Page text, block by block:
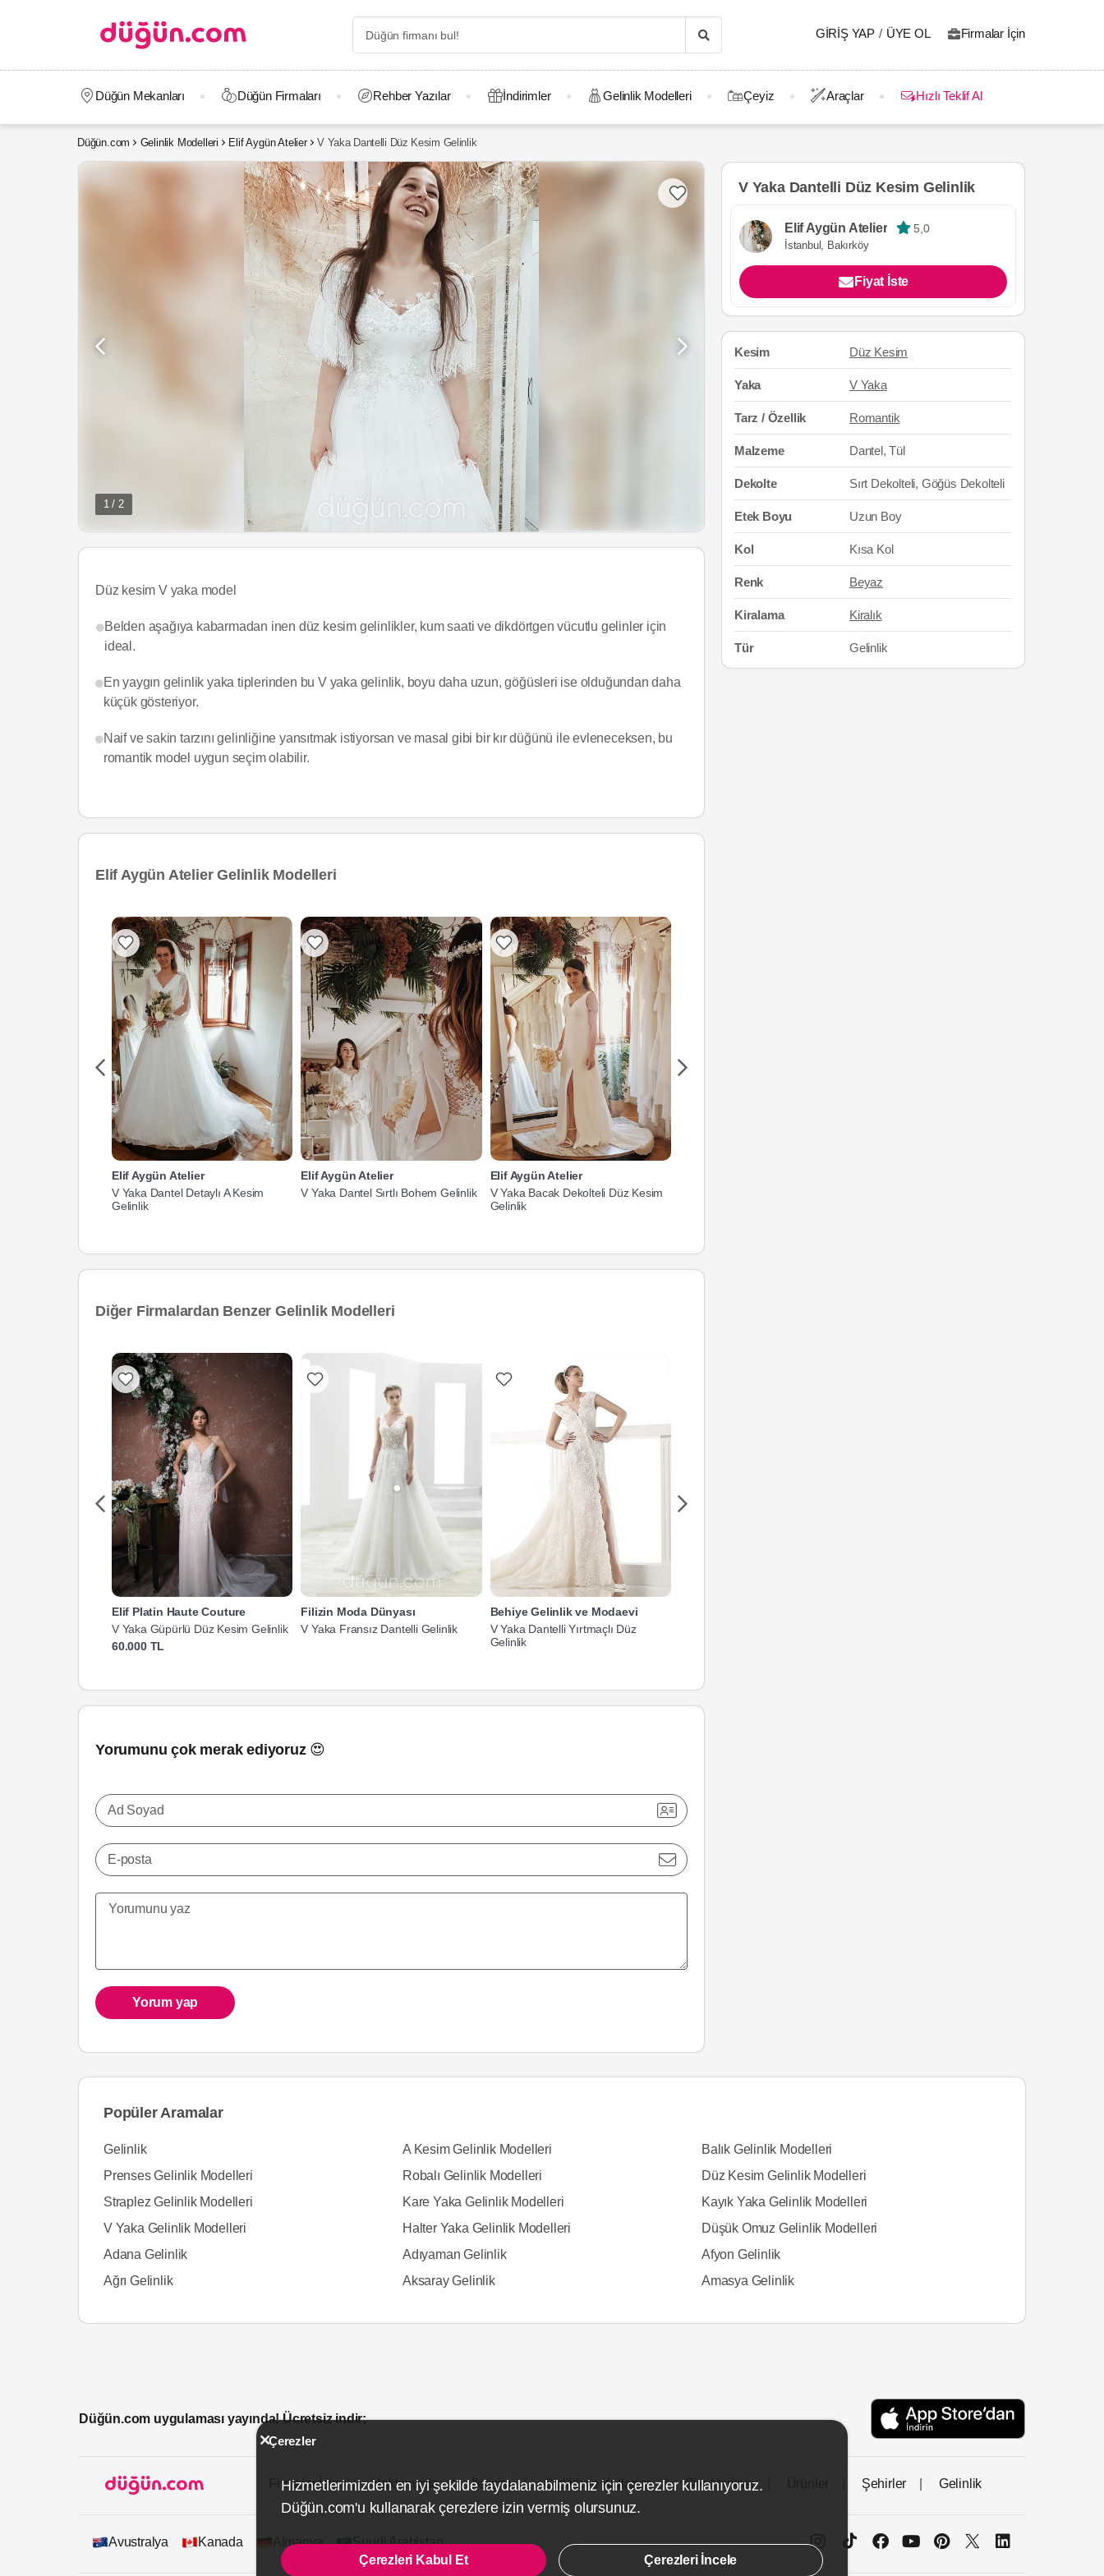
GIRIŞ YAP / ÜYE OL Firmalar İçin
Düğün Mekanları Düğün Firmaları Rehber Yazılar İndirimler Gelinlik Modelleri Çeyiz Araçlar Hızlı Teklif Al
Düğün.com Gelinlik Modelleri Elif Aygün Atelier V Yaka Dantelli Düz Kesim Gelinlik
1 / 2
Düz kesim V yaka model
Belden aşağıya kabarmadan inen düz kesim gelinlikler, kum saati ve dikdörtgen vücutlu gelinler için
ideal.
En yaygın gelinlik yaka tiplerinden bu V yaka gelinlik, boyu daha uzun, göğüsleri ise olduğundan daha
küçük gösteriyor.
Naif ve sakin tarzını gelinliğine yansıtmak istiyorsan ve masal gibi bir kır düğünü ile evleneceksen, bu
romantik model uygun seçim olabilir.
Elif Aygün Atelier Gelinlik Modelleri
Elif Aygün Atelier
V Yaka Dantel Detaylı A Kesim
Gelinlik
Elif Aygün Atelier
V Yaka Dantel Sırtlı Bohem Gelinlik
Elif Aygün Atelier
V Yaka Bacak Dekolteli Düz Kesim
Gelinlik
Diğer Firmalardan Benzer Gelinlik Modelleri
Elif Platin Haute Couture
V Yaka Güpürlü Düz Kesim Gelinlik
60.000 TL
Filizin Moda Dünyası
V Yaka Fransız Dantelli Gelinlik
Behiye Gelinlik ve Modaevi
V Yaka Dantelli Yırtmaçlı Düz
Gelinlik
Yorumunu çok merak ediyoruz 😍
Ad Soyad
E-posta
Yorum yap
V Yaka Dantelli Düz Kesim Gelinlik
Elif Aygün Atelier 5,0
İstanbul, Bakırköy
Fiyat İste
Kesim Düz Kesim
Yaka V Yaka
Tarz / Özellik Romantik
Malzeme Dantel, Tül
Dekolte Sırt Dekolteli, Göğüs Dekolteli
Etek Boyu Uzun Boy
Kol Kısa Kol
Renk Beyaz
Kiralama Kiralık
Tür Gelinlik
Popüler Aramalar
Gelinlik A Kesim Gelinlik Modelleri
Balık Gelinlik Modelleri
Prenses Gelinlik Modelleri
Robalı Gelinlik Modelleri
Düz Kesim Gelinlik Modelleri
Straplez Gelinlik Modelleri
Kare Yaka Gelinlik Modelleri
Kayık Yaka Gelinlik Modelleri
V Yaka Gelinlik Modelleri
Halter Yaka Gelinlik Modelleri
Düşük Omuz Gelinlik Modelleri
Adana Gelinlik
Adıyaman Gelinlik
Afyon Gelinlik
Ağrı Gelinlik
Aksaray Gelinlik Amasya Gelinlik
Düğün.com uygulaması yayında! Ücretsiz indir:
Firmalar İçin Hakkımızda İletişim Gizlilik ve Kullanım Site Haritası Şehirler Gelinlik
Avustralya Kanada Almanya Suudi Arabistan
Çerezler
Hizmetlerimizden en iyi şekilde faydalanabilmeniz için çerezler kullanıyoruz.
Düğün.com'u kullanarak çerezlere izin vermiş olursunuz.
Çerezleri Kabul Et Çerezleri İncele